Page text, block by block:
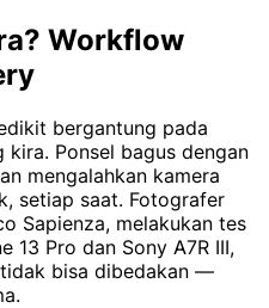
Workflow
bergantung pada
Ponsel bagus dengan
mengalahkan kamera
setiap saat. Fotografer
Sapienza, melakukan tes
13 Pro dan Sony A7R III,
bisa dibedakan —